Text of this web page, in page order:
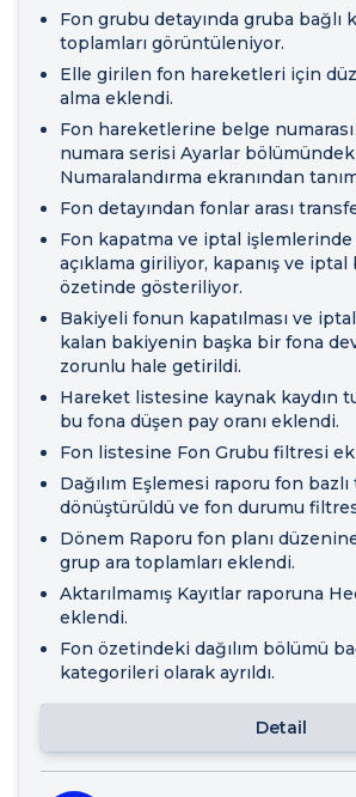
Fon grubu detayında gruba bağlı
toplamları görüntüleniyor.
Elle girilen fon hareketleri için
alma eklendi.
Fon hareketlerine belge
numara serisi Ayarlar
Numaralandırma ekranından
Fon detayından fonlar arası
Fon kapatma ve iptal
açıklama giriliyor, kapanış ve
özetinde gösteriliyor.
Bakiyeli fonun kapatılması ve
kalan bakiyenin başka bir fona
zorunlu hale getirildi.
Hareket listesine kaynak kaydın
bu fona düşen pay oranı eklendi.
Fon listesine Fon Grubu filtresi
Dağılım Eşlemesi raporu fon
dönüştürüldü ve fon durumu
Dönem Raporu fon planı
grup ara toplamları eklendi.
Aktarılmamış Kayıtlar raporuna
eklendi.
Fon özetindeki dağılım bölümü
kategorileri olarak ayrıldı.
Detail